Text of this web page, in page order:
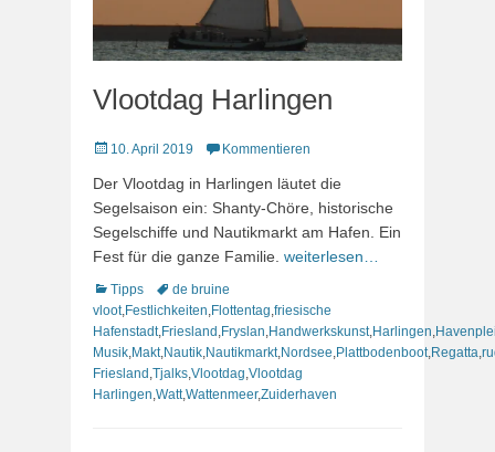
Vlootdag Harlingen
Veröffentlicht
10. April 2019 Kommentieren
Der Vlootdag in Harlingen läutet die
Segelsaison ein: Shanty-Chöre, historische
Segelschiffe und Nautikmarkt am Hafen. Ein
Fest für die ganze Familie. weiterlesen…
Kategorien
Tipps Schlagworte
de bruine
vloot,Festlichkeiten,Flottentag,friesische
Hafenstadt,Friesland ,Fryslan,Handwerkskunst,Harlingen,
Musik,Makt,Nautik,Nautikmarkt,Nordsee,Plattbodenboot,Regatta,
Friesland ,Tjalks,Vlootdag,Vlootdag
Harlingen,Watt,Wattenmeer,Zuiderhaven